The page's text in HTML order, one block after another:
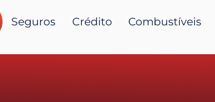
Seguros Crédito Combustíveis